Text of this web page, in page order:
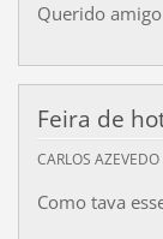
Querido
Feira de
CARLOS AZEVEDO
Como tava